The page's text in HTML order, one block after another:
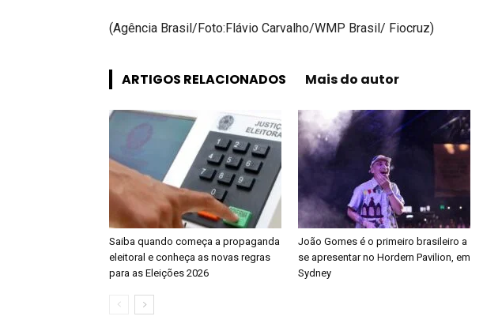
(Agência Brasil/Foto:Flávio Carvalho/WMP Brasil/ Fiocruz)
ARTIGOS RELACIONADOS Mais do autor
Saiba quando começa a propaganda
eleitoral e conheça as novas regras
para as Eleições 2026
João Gomes é o primeiro brasileiro a
se apresentar no Hordern Pavilion, em
Sydney